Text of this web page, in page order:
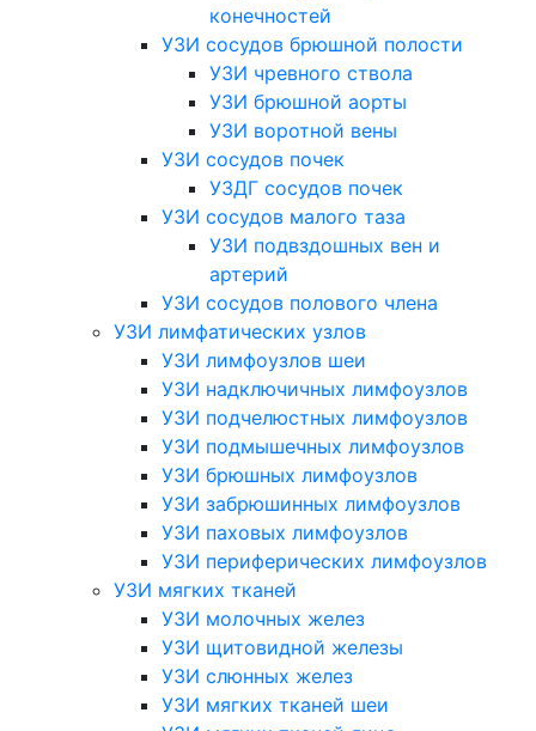
конечностей
УЗИ сосудов брюшной полости
УЗИ чревного ствола
УЗИ брюшной аорты
УЗИ воротной вены
УЗИ сосудов почек
УЗДГ сосудов почек
УЗИ сосудов малого таза
УЗИ подвздошных вен и
артерий
УЗИ сосудов полового члена
УЗИ лимфатических узлов
УЗИ лимфоузлов шеи
УЗИ надключичных лимфоузлов
УЗИ подчелюстных лимфоузлов
УЗИ подмышечных лимфоузлов
УЗИ брюшных лимфоузлов
УЗИ забрюшинных лимфоузлов
УЗИ паховых лимфоузлов
УЗИ периферических лимфоузлов
УЗИ мягких тканей
УЗИ молочных желез
УЗИ щитовидной железы
УЗИ слюнных желез
УЗИ мягких тканей шеи